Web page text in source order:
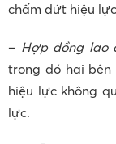
chấm dứt hiệu
– Hợp đồng lao
trong đó hai
hiệu lực không
lực.